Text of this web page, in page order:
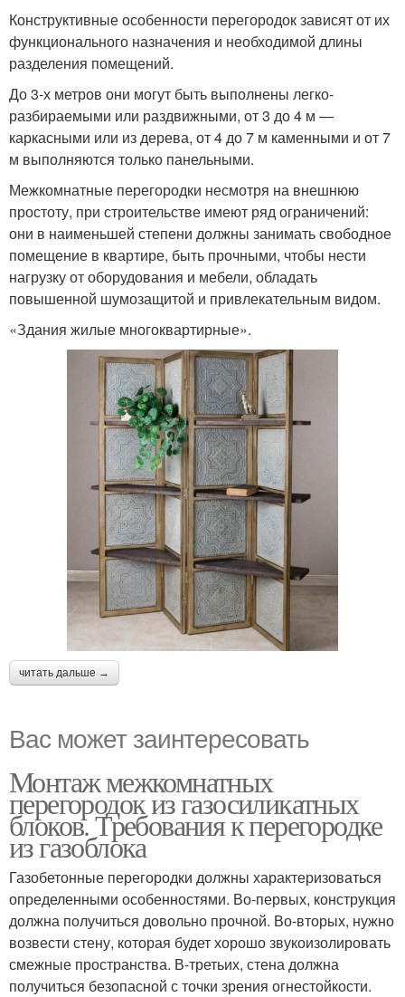
Конструктивные особенности перегородок зависят от их
функционального назначения и необходимой длины
разделения помещений.
До 3-х метров они могут быть выполнены легко-
разбираемыми или раздвижными, от 3 до 4 м —
каркасными или из дерева, от 4 до 7 м каменными и от 7
м выполняются только панельными.
Межкомнатные перегородки несмотря на внешнюю
простоту, при строительстве имеют ряд ограничений:
они в наименьшей степени должны занимать свободное
помещение в квартире, быть прочными, чтобы нести
нагрузку от оборудования и мебели, обладать
повышенной шумозащитой и привлекательным видом.
«Здания жилые многоквартирные».
читать дальше →
Вас может заинтересовать
Монтаж межкомнатных
перегородок из газосиликатных
блоков. Требования к перегородке
из газоблока
Газобетонные перегородки должны характеризоваться
определенными особенностями. Во-первых, конструкция
должна получиться довольно прочной. Во-вторых, нужно
возвести стену, которая будет хорошо звукоизолировать
смежные пространства. В-третьих, стена должна
получиться безопасной с точки зрения огнестойкости.